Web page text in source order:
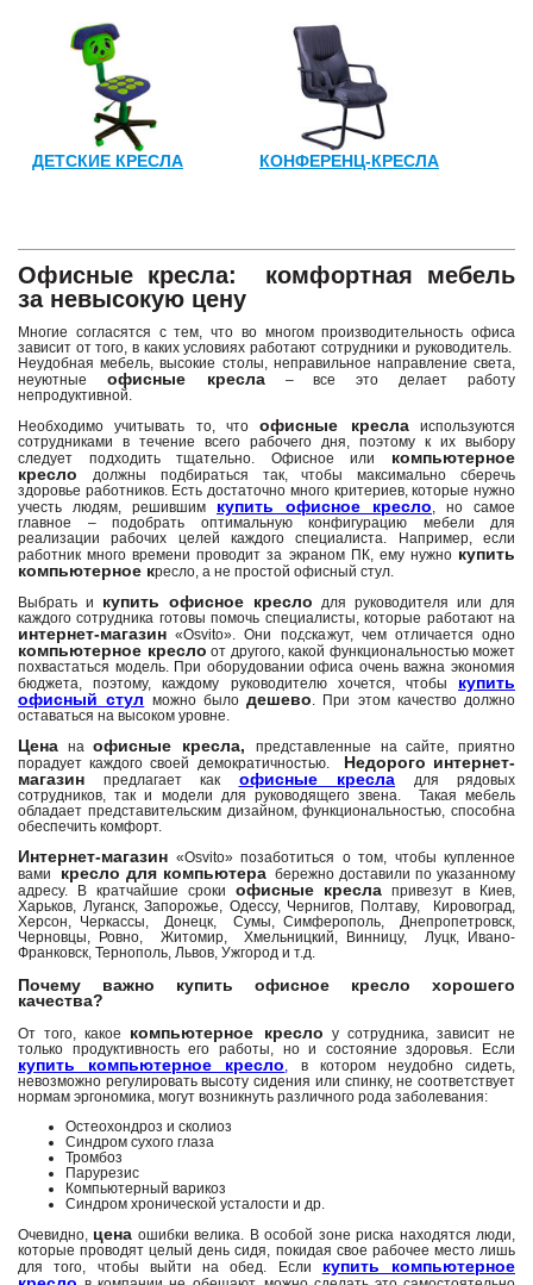
ДЕТСКИЕ КРЕСЛА КОНФЕРЕНЦ-КРЕСЛА
Офисные кресла: комфортная мебель
за невысокую цену
Многие согласятся с тем, что во многом производительность офиса
зависит от того, в каких условиях работают сотрудники и руководитель.
Неудобная мебель, высокие столы, неправильное направление света,
неуютные офисные кресла– все это делает работу
непродуктивной.
Необходимо учитывать то, чтоофисные креслаиспользуются
сотрудниками в течение всего рабочего дня, поэтому к их выбору
следует подходить тщательно. Офисное или компьютерное
кресло должны подбираться так, чтобы максимально сберечь
здоровье работников. Есть достаточно много критериев, которые нужно
учесть людям, решившим купить офисное кресло, но самое
главное – подобрать оптимальную конфигурацию мебели для
реализации рабочих целей каждого специалиста. Например, если
работник много времени проводит за экраном ПК, ему нужно купить
компьютерное кресло, а не простой офисный стул.
Выбрать и купить офисное кресло для руководителя или для
каждого сотрудника готовы помочь специалисты, которые работают на
интернет-магазин «Osvito». Они подскажут, чем отличается одно
компьютерное кресло от другого, какой функциональностью может
похвастаться модель. При оборудовании офиса очень важна экономия
бюджета, поэтому, каждому руководителю хочется, чтобы купить
офисный стул можно было дешево. При этом качество должно
оставаться на высоком уровне.
Цена наофисные кресла, представленные на сайте, приятно
порадует каждого своей демократичностью. Недорого интернет-
магазин предлагает как офисные кресла для рядовых
сотрудников, так и модели для руководящего звена. Такая мебель
обладает представительским дизайном, функциональностью, способна
обеспечить комфорт.
Интернет-магазин «Osvito» позаботиться о том, чтобы купленное
вами кресло для компьютерабережно доставили по указанному
адресу. В кратчайшие сроки офисные кресла привезут в Киев,
Харьков, Луганск, Запорожье, Одессу, Чернигов, Полтаву, Кировоград,
Херсон, Черкассы, Донецк, Сумы, Симферополь, Днепропетровск,
Черновцы, Ровно, Житомир, Хмельницкий, Винницу, Луцк, Ивано-
Франковск, Тернополь, Львов, Ужгород и т.д.
Почему важно купить офисное кресло хорошего
качества?
От того, какое компьютерное кресло у сотрудника, зависит не
только продуктивность его работы, но и состояние здоровья. Если
купить компьютерное кресло, в котором неудобно сидеть,
невозможно регулировать высоту сидения или спинку, не соответствует
нормам эргономика, могут возникнуть различного рода заболевания:
Остеохондроз и сколиоз
Синдром сухого глаза
Тромбоз
Парурезис
Компьютерный варикоз
Синдром хронической усталости и др.
Очевидно, цена ошибки велика. В особой зоне риска находятся люди,
которые проводят целый день сидя, покидая свое рабочее место лишь
для того, чтобы выйти на обед. Если купить компьютерное